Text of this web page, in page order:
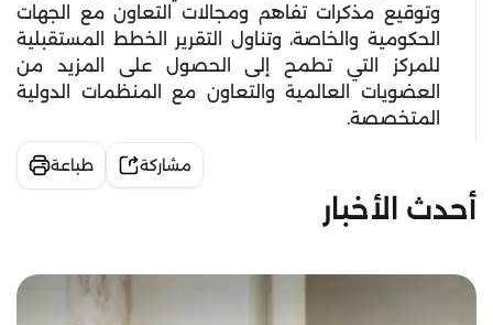
وتوقيع مذكرات تفاهم ومجالات التعاون مع الجهات
الحكومية والخاصة، وتناول التقرير الخطط المستقبلية
للمركز التي تطمح إلى الحصول على المزيد من
العضويات العالمية والتعاون مع المنظمات الدولية
المتخصصة.
مشاركة طباعة
أحدث الأخبار